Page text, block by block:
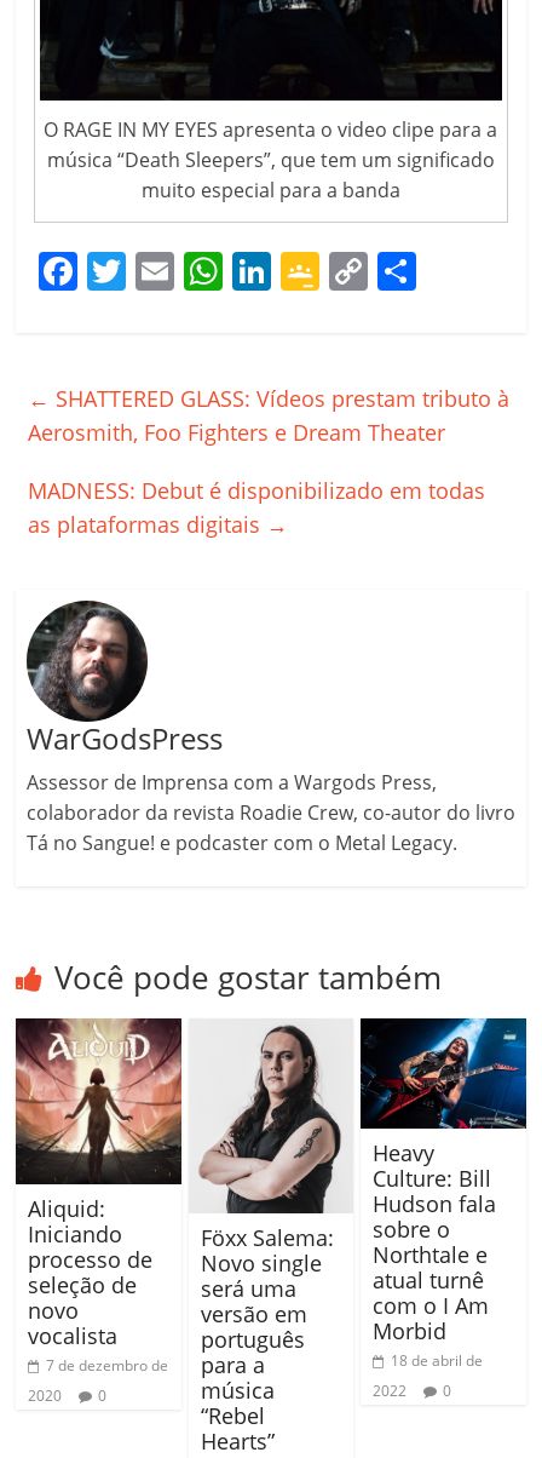
O RAGE IN MY EYES apresenta o video clipe para a
música “Death Sleepers”, que tem um significado
muito especial para a banda
F
e
b
o
k
T
er
E
l
W
s
A
p
Li
e
dI
G
gl
e
a
C
y
Li
k
p
ar
h
← SHATTERED GLASS: Vídeos prestam tributo à
Aerosmith, Foo Fighters e Dream Theater
MADNESS: Debut é disponibilizado em todas
as plataformas digitais →
WarGodsPress
Assessor de Imprensa com a Wargods Press,
colaborador da revista Roadie Crew, co-autor do livro
Tá no Sangue! e podcaster com o Metal Legacy.
Você pode gostar também
Aliquid:
Iniciando
processo de
seleção de
novo
vocalista
7 de dezembro de
2020
0
Föxx Salema:
Novo single
será uma
versão em
português
para a
música
“Rebel
Hearts”
Heavy
Culture: Bill
Hudson fala
sobre o
Northtale e
atual turnê
com o I Am
Morbid
18 de abril de
2022
0